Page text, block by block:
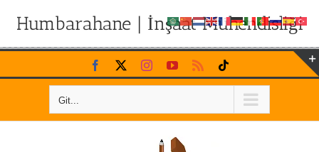
Humbarahane | İnşaat Mühendisliği
Skip
to
Facebook InstagramYouTubeRss
Git...